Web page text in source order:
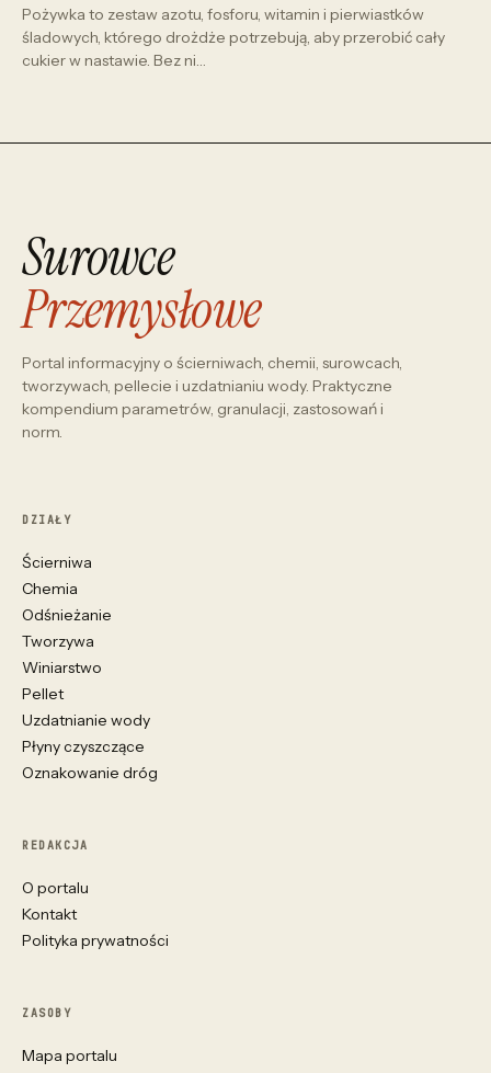
Pożywka to zestaw azotu, fosforu, witamin i pierwiastków
śladowych, którego drożdże potrzebują, aby przerobić cały
cukier w nastawie. Bez ni…
Surowce
Przemysłowe
Portal informacyjny o ścierniwach, chemii, surowcach,
tworzywach, pellecie i uzdatnianiu wody. Praktyczne
kompendium parametrów, granulacji, zastosowań i
norm.
DZIAŁY
Ścierniwa
Chemia
Odśnieżanie
Tworzywa
Winiarstwo
Pellet
Uzdatnianie wody
Płyny czyszczące
Oznakowanie dróg
REDAKCJA
O portalu
Kontakt
Polityka prywatności
ZASOBY
Mapa portalu